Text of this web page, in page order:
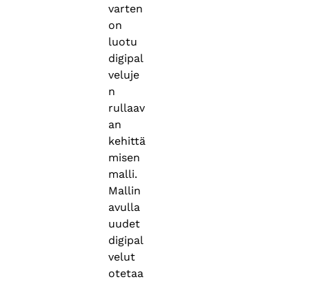
varten
on
luotu
digipal
veluje
n
rullaav
an
kehittä
misen
malli.
Mallin
avulla
uudet
digipal
velut
otetaa